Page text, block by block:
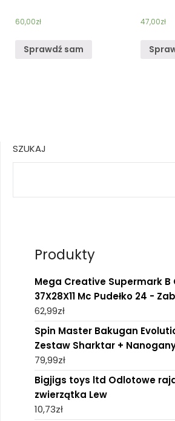
60,00zł
Sprawdź sam
47,00zł
SZUKAJ
Produkty
Mega Creative Supermark B
37X28X11 Mc Pudełko 24 -
62,99zł
Spin Master Bakugan
Zestaw Sharktar +
79,99zł
Bigjigs toys ltd Odlotowe
zwierzątka Lew
10,73zł